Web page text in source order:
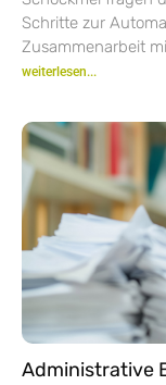
Schritte zur
Zusammenarbeit
weiterlesen...
Administrative